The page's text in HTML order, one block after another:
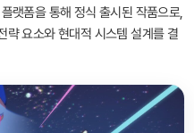
랫폼을 통해 정식 출시된 작품으로,
략 요소와 현대적 시스템 설계를 결